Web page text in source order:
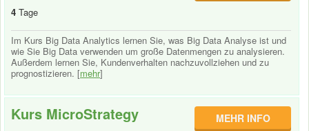
4 Tage
Im Kurs Big Data Analytics lernen Sie, was Big Data Analyse ist und
wie Sie Big Data verwenden um große Datenmengen zu analysieren.
Außerdem lernen Sie, Kundenverhalten nachzuvollziehen und zu
prognostizieren. [mehr]
Kurs MicroStrategy MEHR INFO